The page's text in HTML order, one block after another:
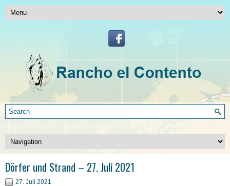
Dörfer und Strand – 27. Juli 2021
27. Juli 2021